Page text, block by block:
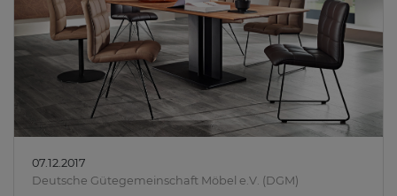
07.12.2017
Deutsche Gütegemeinschaft Möbel e.V. (DGM)